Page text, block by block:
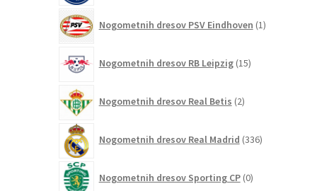
Nogometnih dresov PSV Eindhoven 1izdelek
Nogometnih dresov RB Leipzig 15izdelkov
Nogometnih dresov Real Betis 2izdelka
Nogometnih dresov Real Madrid 336izdelkov
Nogometnih dresov Sporting CP 0izdelkov